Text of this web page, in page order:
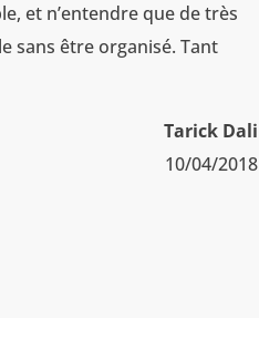
et n’entendre que de très
sans être organisé. Tant
Tarick Dali
10/04/2018